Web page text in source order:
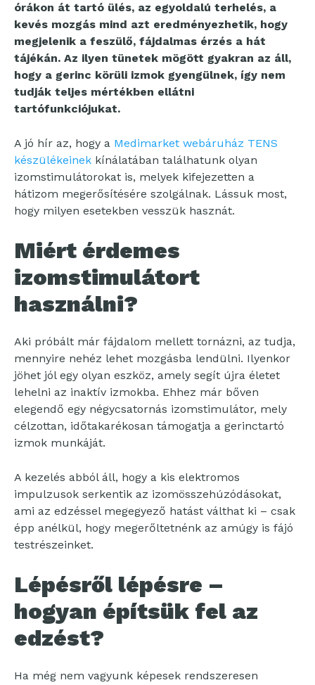
órákon át tartó ülés, az egyoldalú terhelés, a
kevés mozgás mind azt eredményezhetik, hogy
megjelenik a feszülő, fájdalmas érzés a hát
tájékán. Az ilyen tünetek mögött gyakran az áll,
hogy a gerinc körüli izmok gyengülnek, így nem
tudják teljes mértékben ellátni
tartófunkciójukat.
A jó hír az, hogy a Medimarket webáruház TENS
készülékeinek kínálatában találhatunk olyan
izomstimulátorokat is, melyek kifejezetten a
hátizom megerősítésére szolgálnak. Lássuk most,
hogy milyen esetekben vesszük hasznát.
Miért érdemes
izomstimulátort
használni?
Aki próbált már fájdalom mellett tornázni, az tudja,
mennyire nehéz lehet mozgásba lendülni. Ilyenkor
jöhet jól egy olyan eszköz, amely segít újra életet
lehelni az inaktív izmokba. Ehhez már bőven
elegendő egy négycsatornás izomstimulátor, mely
célzottan, időtakarékosan támogatja a gerinctartó
izmok munkáját.
A kezelés abból áll, hogy a kis elektromos
impulzusok serkentik az izomösszehúzódásokat,
ami az edzéssel megegyező hatást válthat ki – csak
épp anélkül, hogy megerőltetnénk az amúgy is fájó
testrészeinket.
Lépésről lépésre –
hogyan építsük fel az
edzést?
Ha még nem vagyunk képesek rendszeresen